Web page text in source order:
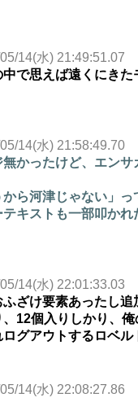
14(水) 21:49:51.07
で思えば遠くにきた
14(水) 21:58:49.70
かったけど、エン
から河津じゃない」
テキストも一部叩か
14(水) 22:01:33.03
ふざけ要素あったし
12個入りしかり、
グアウトするロベル
14(水) 22:08:27.86